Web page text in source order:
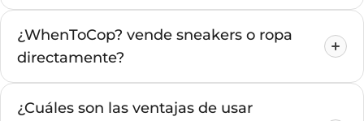
¿WhenToCop? vende sneakers o ropa
directamente?
¿Cuáles son las ventajas de usar